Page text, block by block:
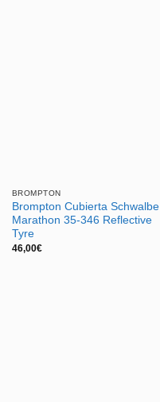
BROMPTON
Brompton Cubierta Schwalbe
Marathon 35-346 Reflective
Tyre
46,00€